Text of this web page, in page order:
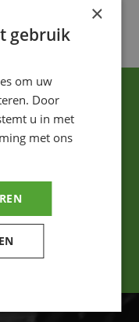
×
gebruik
om uw
Door
u in met
met ons